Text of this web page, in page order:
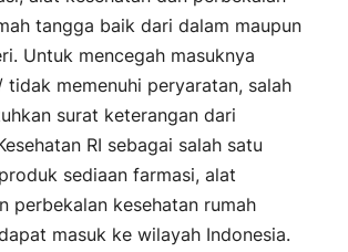
tangga baik dari dalam maupun
Untuk mencegah masuknya
memenuhi peryaratan, salah
surat keterangan dari
RI sebagai salah satu
sediaan farmasi, alat
perbekalan kesehatan rumah
masuk ke wilayah Indonesia.